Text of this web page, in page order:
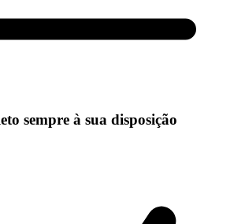
sempre à sua disposição